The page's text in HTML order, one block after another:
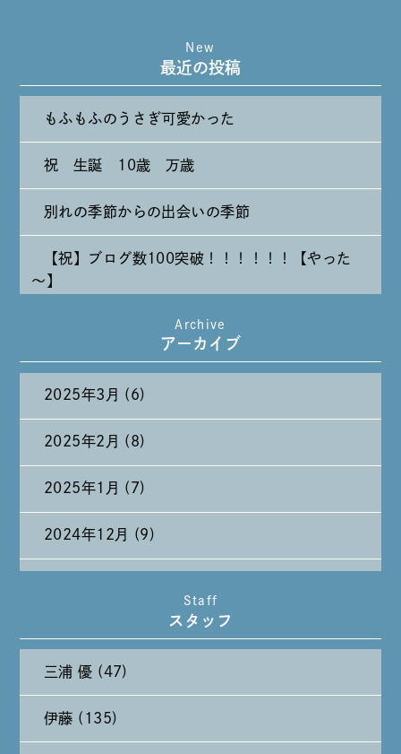
New
最近の投稿
もふもふのうさぎ可愛かった
祝 生誕 10歳 万歳
別れの季節からの出会いの季節
【祝】ブログ数100突破！！！！！！【やった
～】
たまには純喫茶なんて～～～
Archive
アーカイブ
2025年3月 (6)
2025年2月 (8)
2025年1月 (7)
2024年12月 (9)
2024年9月 (11)
2024年8月 (11)
Staff
スタッフ
三浦 優 (47)
伊藤 (135)